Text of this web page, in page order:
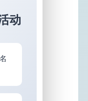
动